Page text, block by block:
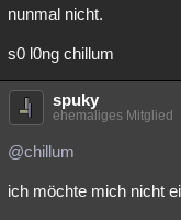
nunmal nicht.
s0 l0ng chillum
spuky
ehemaliges Mitglied
@chillum
ich möchte mich nicht